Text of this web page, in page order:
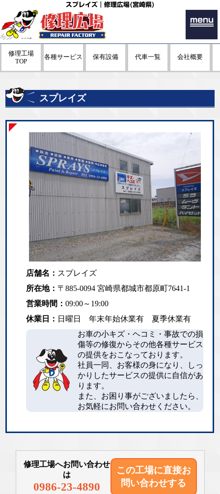
スプレイズ｜修理広場(宮崎県)
menu
修理工場
TOP
各種サービス 保有設備 代車一覧 会社概要
スプレイズ
店舗名： スプレイズ
所在地： 〒885-0094 宮崎県都城市都原町7641-1
営業時間：09:00～19:00
休業日： 日曜日 年末年始休業有 夏季休業有
お車の小キズ・ヘコミ・事故での損
傷等の修復からその他各種サービス
の提供をおこなっております。
社員一同、お客様の身になり、しっ
かりしたサービスの提供に自信があ
ります。
また、お困り事がございましたら、
お気軽にお問い合わせください。
修理工場へお問い合わせ
は
0986-23-4890
この工場に直接お
問い合わせする